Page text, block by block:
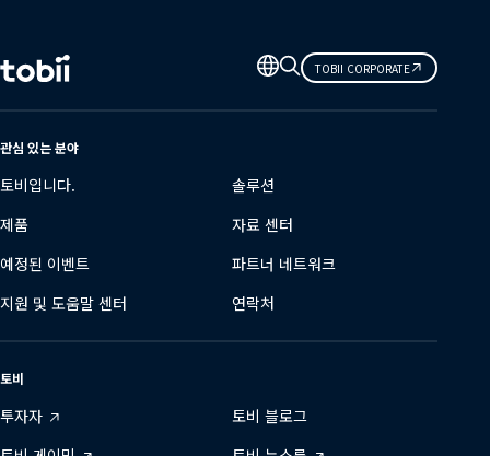
언
어
변
TOBII CORPORATE
관심 있는 분야
토비입니다.
솔루션
제품
자료 센터
예정된 이벤트
파트너 네트워크
지원 및 도움말 센터
연락처
토비
투자자
토비 블로그